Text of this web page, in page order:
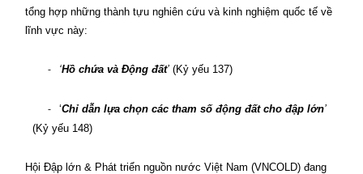
tổng hợp những thành tựu nghiên cứu và kinh nghiệm quốc tế về
lĩnh vực này:
- ‘Hồ chứa và Động đất’ (Kỷ yếu 137)
- ‘Chỉ dẫn lựa chọn các tham số động đất cho đập lớn’
(Kỷ yếu 148)
Hội Đập lớn & Phát triển nguồn nước Việt Nam (VNCOLD) đang